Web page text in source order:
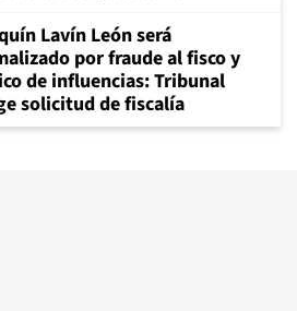
Lavín León será
por fraude al fisco y
de influencias: Tribunal
solicitud de fiscalía